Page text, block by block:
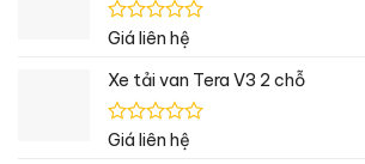
5
sao
Được
hạng
5
sao
Giá liên hệ
Xe tải van Tera V3 2 chỗ
Được
Giá liên hệ